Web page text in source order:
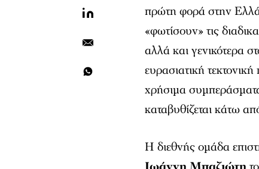
πρώτη φορά στην
«φωτίσουν» τις
αλλά και γενικότερα
ευρασιατική
χρήσιμα
καταβυθίζεται κάτω
Η διεθνής ομάδα